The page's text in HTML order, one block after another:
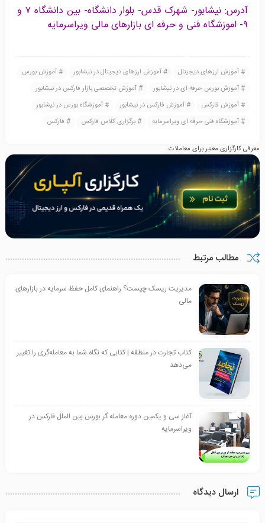
آدرس: نیشابور- شهرک قدس- بلوار دانشگاه- بین دانشگاه ۷ و
۹- اموزشگاه فنی و حرفه ای بازارهای مالی ویراسرمایه
آموزش ارزهای دیجیتال آموزش ارزهای دیجیتال در نیشابور
آموزش بورس
آموزش بورس حرفه ای در نیشابور
آموزش تخصصی بازار فارکس در نیشابور
آموزش فارکس
آموزش فارکس در نیشابور
آموزشگاه بورس در نیشابور
آموزشگاه فنی حرفه ای ویراسرمایه
برگزاری کلاس فارکس فارکس
معرفی کارگزاری معتبر برای معاملات
مطالب مرتبط
مدیریت ریسک چیست؟ راهنمای کامل حفظ سرمایه در بازارهای
مالی
کتاب تجارت در منطقه | کتابی که نگاه شما به معامله‌گری را تغییر
می‌دهد
آغاز سی و یکمین دوره معامله گر بورس بین الملل فارکس در
ویراسرمایه
ارسال دیدگاه